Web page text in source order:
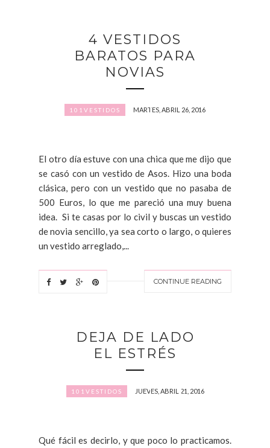
4 VESTIDOS
BARATOS PARA
NOVIAS
101VESTIDOS MARTES, ABRIL 26, 2016
El otro día estuve con una chica que me dijo que
se casó con un vestido de Asos. Hizo una boda
clásica, pero con un vestido que no pasaba de
500 Euros, lo que me pareció una muy buena
idea. Si te casas por lo civil y buscas un vestido
de novia sencillo, ya sea corto o largo, o quieres
un vestido arreglado,...
CONTINUE READING
DEJA DE LADO
EL ESTRÉS
101VESTIDOS JUEVES, ABRIL 21, 2016
Qué fácil es decirlo, y que poco lo practicamos.